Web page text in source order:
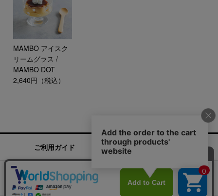
MAMBO アイスク
リームグラス /
MAMBO DOT
2,640円（税込）
ご利用ガイド お問い合わせ 実店舗情報
運営会社
特定商取引法に基づく表記
プライバシーポリシー
ご利用規約